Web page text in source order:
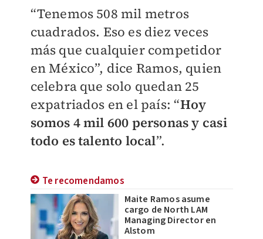
“Tenemos 508 mil metros
cuadrados. Eso es diez veces
más que cualquier competidor
en México”, dice Ramos, quien
celebra que solo quedan 25
expatriados en el país: “Hoy
somos 4 mil 600 personas y casi
todo es talento local”.
Te recomendamos
Maite Ramos asume
cargo de North LAM
Managing Director en
Alstom